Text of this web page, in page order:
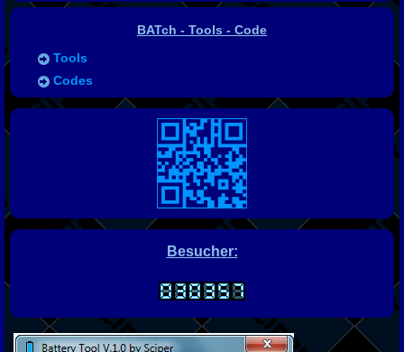
BATch - Tools - Code
Tools
Codes
Besucher: